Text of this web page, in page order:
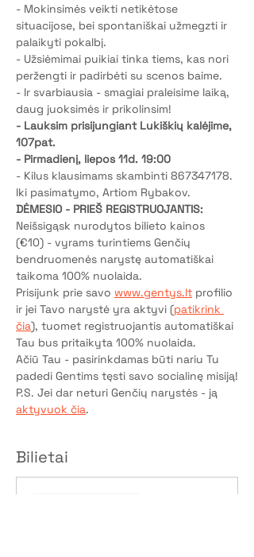
- Mokinsimės veikti netikėtose
situacijose, bei spontaniškai užmegzti ir
palaikyti pokalbį.
- Užsiėmimai puikiai tinka tiems, kas nori
peržengti ir padirbėti su scenos baime.
- Ir svarbiausia - smagiai praleisime laiką,
daug juoksimės ir prikolinsim!
- Lauksim prisijungiant Lukiškių kalėjime,
107pat.
- Pirmadienį, liepos 11d. 19:00
- Kilus klausimams skambinti 867347178.
Iki pasimatymo, Artiom Rybakov.
DĖMESIO - PRIEŠ REGISTRUOJANTIS:
Neišsigąsk nurodytos bilieto kainos
(€10) - vyrams turintiems Genčių
bendruomenės narystę automatiškai
taikoma 100% nuolaida.
Prisijunk prie savo www.gentys.lt profilio
ir jei Tavo narystė yra aktyvi (patikrink
čia), tuomet registruojantis automatiškai
Tau bus pritaikyta 100% nuolaida.
Ačiū Tau - pasirinkdamas būti nariu Tu
padedi Gentims tęsti savo socialinę misiją!
P.S. Jei dar neturi Genčių narystės - ją
aktyvuok čia.
Bilietai